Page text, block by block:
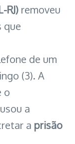
RJ) removeu
que
de um
(3). A
o
usou a
a prisão